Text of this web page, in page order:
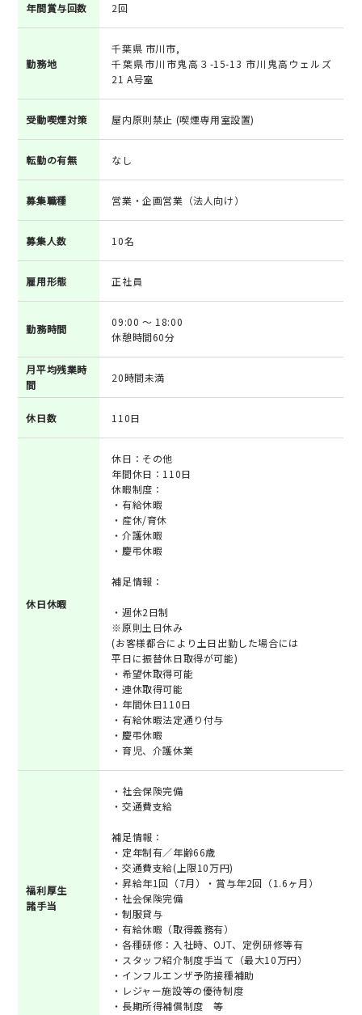
年間賞与回数 2回
勤務地
千葉県 市川市,
千葉県市川市鬼高３-15-13 市川鬼高ウェルズ
21 A号室
受動喫煙対策 屋内原則禁止 (喫煙専用室設置)
転勤の有無 なし
募集職種 営業・企画営業（法人向け）
募集人数 10名
雇用形態 正社員
勤務時間
09:00 ～ 18:00
休憩時間60分
月平均残業時
間
20時間未満
休日数 110日
休日休暇
休日：その他
年間休日：110日
休暇制度：
・有給休暇
・産休/育休
・介護休暇
・慶弔休暇
補足情報：
・週休2日制
※原則土日休み
(お客様都合により土日出勤した場合には
平日に振替休日取得が可能)
・希望休取得可能
・連休取得可能
・年間休日110日
・有給休暇法定通り付与
・慶弔休暇
・育児、介護休業
福利厚生
諸手当
・社会保険完備
・交通費支給
補足情報：
・定年制有／年齢66歳
・交通費支給(上限10万円)
・昇給年1回（7月）・賞与年2回（1.6ヶ月）
・社会保険完備
・制服貸与
・有給休暇（取得義務有）
・各種研修：入社時、OJT、定例研修等有
・スタッフ紹介制度手当て（最大10万円）
・インフルエンザ予防接種補助
・レジャー施設等の優待制度
・長期所得補償制度 等